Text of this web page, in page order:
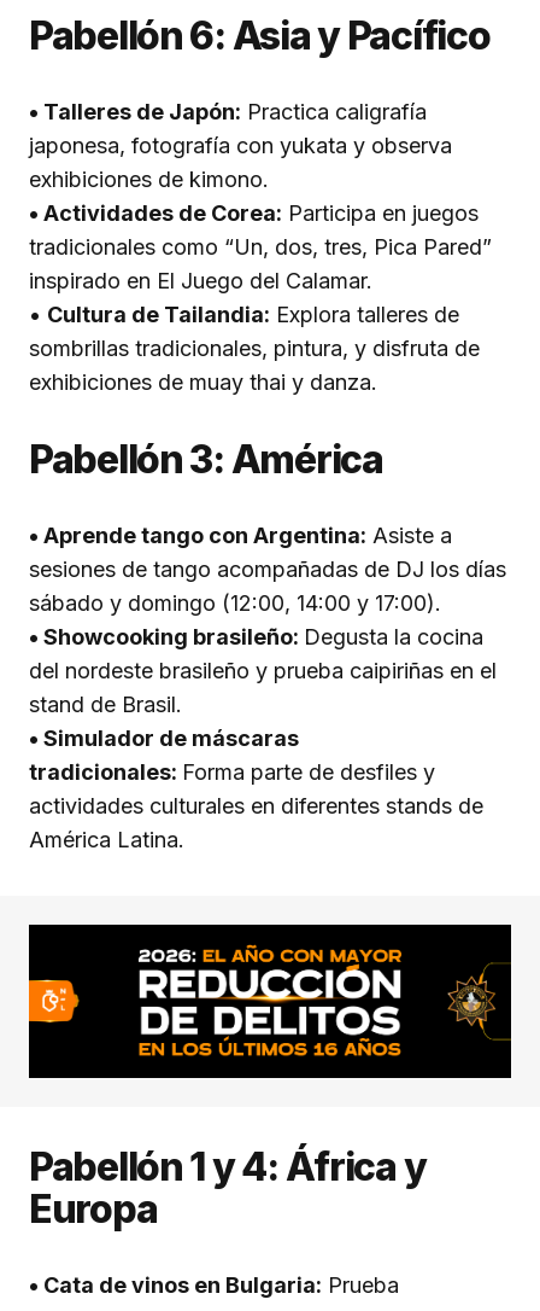
Pabellón 6: Asia y Pacífico
• Talleres de Japón: Practica caligrafía
japonesa, fotografía con yukata y observa
exhibiciones de kimono.
• Actividades de Corea: Participa en juegos
tradicionales como “Un, dos, tres, Pica Pared”
inspirado en El Juego del Calamar.
• Cultura de Tailandia: Explora talleres de
sombrillas tradicionales, pintura, y disfruta de
exhibiciones de muay thai y danza.
Pabellón 3: América
• Aprende tango con Argentina: Asiste a
sesiones de tango acompañadas de DJ los días
sábado y domingo (12:00, 14:00 y 17:00).
• Showcooking brasileño: Degusta la cocina
del nordeste brasileño y prueba caipiriñas en el
stand de Brasil.
• Simulador de máscaras
tradicionales: Forma parte de desfiles y
actividades culturales en diferentes stands de
América Latina.
Pabellón 1 y 4: África y
Europa
• Cata de vinos en Bulgaria: Prueba